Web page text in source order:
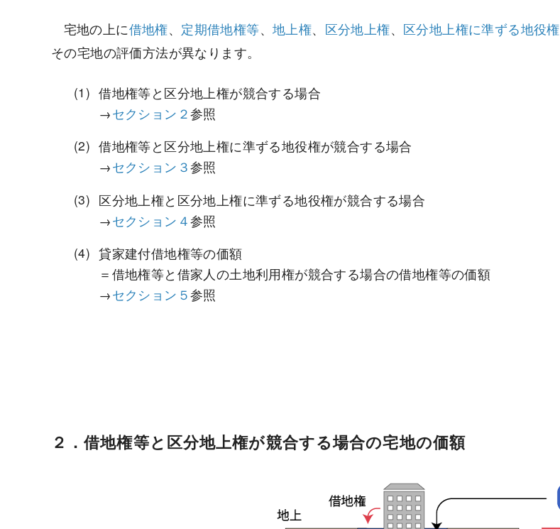
宅地の上に借地権、 定期借地権等、地上権、 区分地上権、 区分地上権に準ずる地役権
その宅地の評価方法が異なります。
借地権等と区分地上権が競合する場合
→セクション２参照
借地権等と区分地上権に準ずる地役権が競合する場合
→セクション３参照
区分地上権と区分地上権に準ずる地役権が競合する場合
→セクション４参照
貸家建付借地権等の価額
＝借地権等と借家人の土地利用権が競合する場合の借地権等の価額
→セクション５参照
２．借地権等と区分地上権が競合する場合の宅地の価額